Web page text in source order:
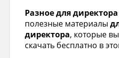
Разное для
полезные материалы
директора, которые
скачать бесплатно в